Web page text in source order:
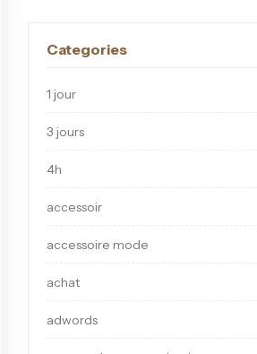
Categories
1 jour
3 jours
4h
accessoir
accessoire mode
achat
adwords